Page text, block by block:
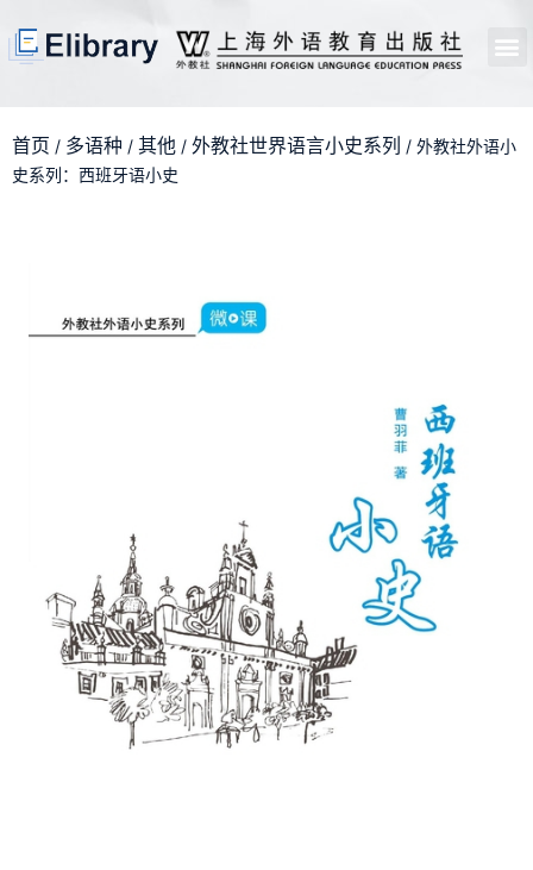
首页 / 多语种 / 其他 / 外教社世界语言小史系列 / 外教社外语小
史系列：西班牙语小史